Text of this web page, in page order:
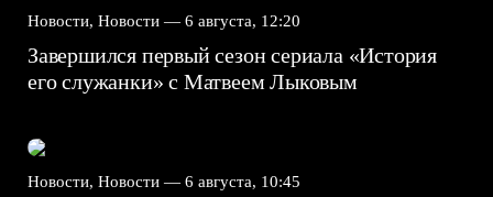
Новости, Новости — 6 августа, 12:20
Завершился первый сезон сериала «История
его служанки» с Матвеем Лыковым
Новости, Новости — 6 августа, 10:45